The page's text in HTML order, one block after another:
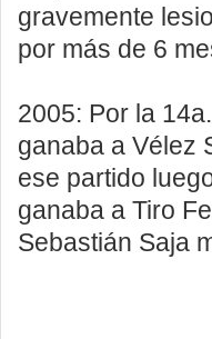
gravemente
por más de 6
2005: Por la
ganaba a Vélez
ese partido
ganaba a Tiro
Sebastián Saja